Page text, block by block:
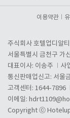
이용약관
주식회사 호텔업디알티
서울특별시 금천구 가
대표이사: 이송주
사
통신판매업신고: 서울
고객센터: 1644-7896
이메일:
Copyright ⓒ